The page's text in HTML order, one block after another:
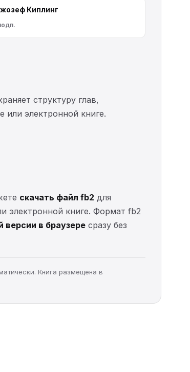
Киплинг
структуру глав,
или электронной книге.
скачать файл fb2 для
электронной книге. Формат fb2
версии в браузере сразу без
Книга размещена в